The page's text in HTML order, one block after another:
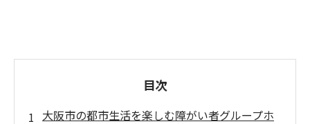
目次
大阪市の都市生活を楽しむ障がい者グループホ